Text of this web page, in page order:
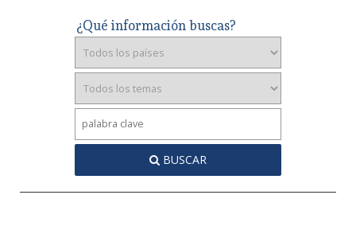
¿Qué información buscas?
BUSCAR